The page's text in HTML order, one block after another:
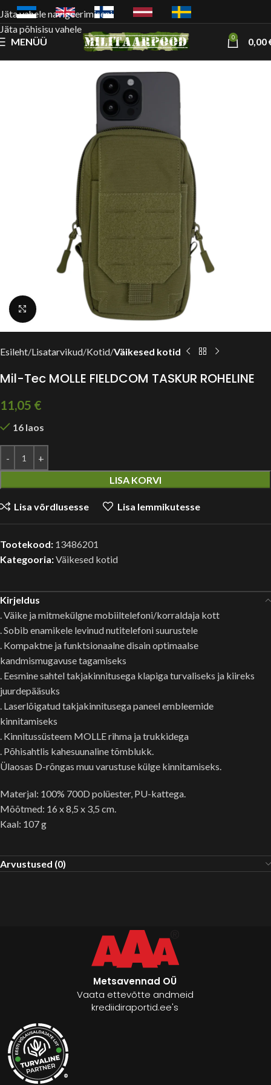
Jäta vahele navigeerimiseni
Jäta põhisisu vahele
MENÜÜ
0 0,00
Suurendamiseks vajuta siia
Esileht Lisatarvikud Kotid Väikesed kotid
Mil-Tec MOLLE FIELDCOM TASKUR ROHELINE
11,05 €
16 laos
LISA KORVI
Lisa võrdlusesse Lisa lemmikutesse
Tootekood: 13486201
Kategooria:Väikesed kotid
Kirjeldus
. Väike ja mitmekülgne mobiiltelefoni/korraldaja kott
. Sobib enamikele levinud nutitelefoni suurustele
. Kompaktne ja funktsionaalne disain optimaalse
kandmismugavuse tagamiseks
. Eesmine sahtel takjakinnitusega klapiga turvaliseks ja kiireks
juurdepääsuks
. Laserlõigatud takjakinnitusega paneel embleemide
kinnitamiseks
. Kinnitussüsteem MOLLE rihma ja trukkidega
. Põhisahtlis kahesuunaline tõmblukk.
Ülaosas D-rõngas muu varustuse külge kinnitamiseks.
Materjal: 100% 700D polüester, PU-kattega.
Mõõtmed: 16 x 8,5 x 3,5 cm.
Kaal: 107 g
Arvustused (0)
Metsavennad OÜ
Vaata ettevõtte andmeid
krediidiraportid.ee's
®